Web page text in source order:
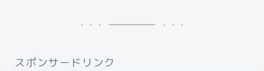
スポンサードリンク